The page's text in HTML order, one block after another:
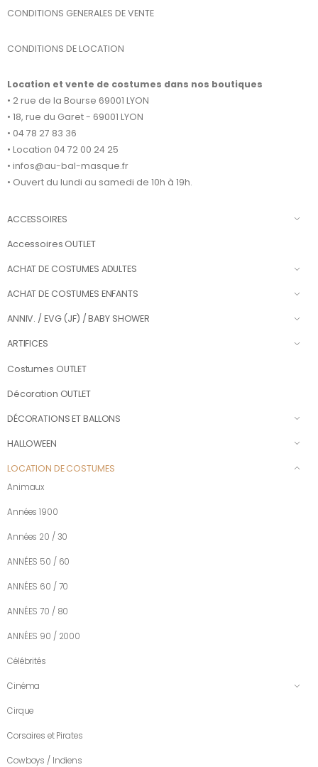
CONDITIONS GENERALES DE VENTE
CONDITIONS DE LOCATION
Location et vente de costumes dans nos boutiques
• 2 rue de la Bourse 69001 LYON
• 18, rue du Garet - 69001 LYON
• 04 78 27 83 36
• Location 04 72 00 24 25
• infos@au-bal-masque.fr
• Ouvert du lundi au samedi de 10h à 19h.
ACCESSOIRES
Accessoires OUTLET
ACHAT DE COSTUMES ADULTES
ACHAT DE COSTUMES ENFANTS
ANNIV. / EVG (JF) / BABY SHOWER
ARTIFICES
Costumes OUTLET
Décoration OUTLET
DÉCORATIONS ET BALLONS
HALLOWEEN
LOCATION DE COSTUMES
Animaux
Années 1900
Années 20 / 30
ANNÉES 50 / 60
ANNÉES 60 / 70
ANNÉES 70 / 80
ANNÉES 90 / 2000
Célébrités
Cinéma
Cirque
Corsaires et Pirates
Cowboys / Indiens